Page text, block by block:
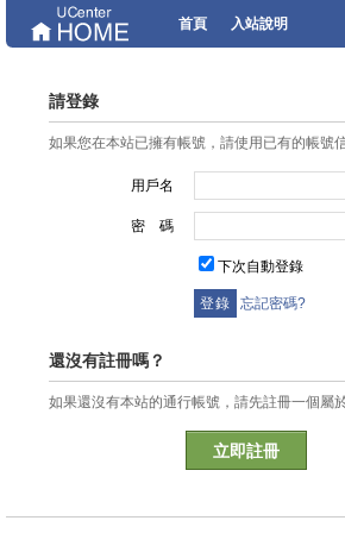
首頁 入站說明
請登錄
如果您在本站已擁有帳號，請使用已有的帳號
用戶名
密 碼
下次自動登錄
忘記密碼?
還沒有註冊嗎？
如果還沒有本站的通行帳號，請先註冊一個屬
立即註冊